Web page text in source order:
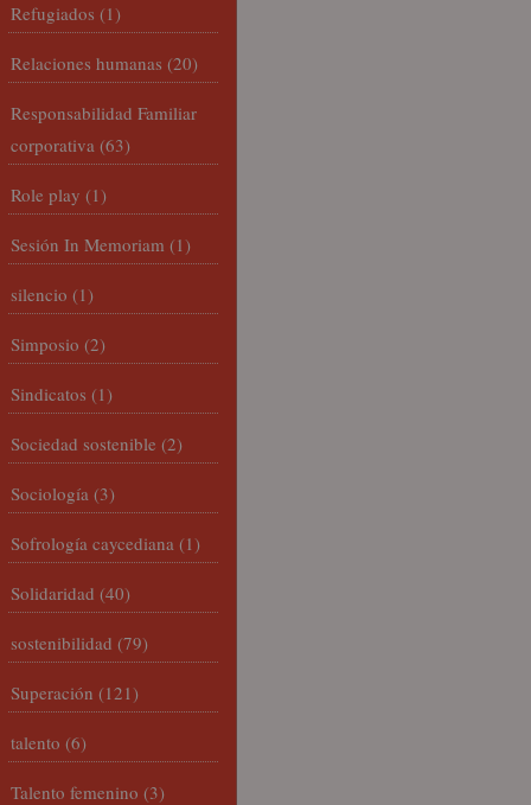
Refugiados (1)
Relaciones humanas (20)
Responsabilidad Familiar
corporativa (63)
Role play (1)
Sesión In Memoriam (1)
silencio (1)
Simposio (2)
Sindicatos (1)
Sociedad sostenible (2)
Sociología (3)
Sofrología caycediana (1)
Solidaridad (40)
sostenibilidad (79)
Superación (121)
talento (6)
Talento femenino (3)